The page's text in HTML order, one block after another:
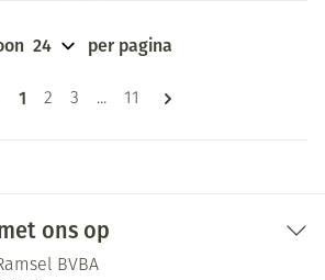
Pagina's
U lees momenteel pagina
1 Pagina
2 Pagina
3 ... Pagina
11
per pagina
ons op
BVBA